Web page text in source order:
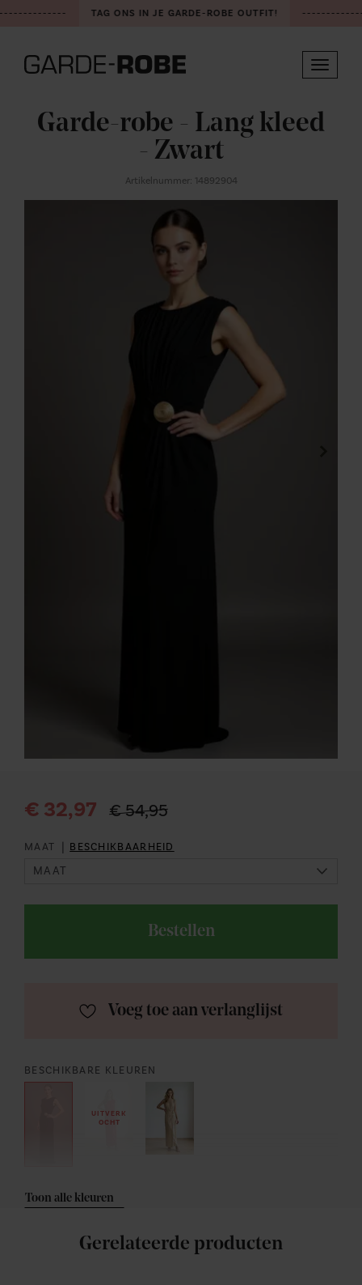
TAG ONS IN JE GARDE-ROBE OUTFIT!
Toggle
Garde-robe - Lang kleed
- Zwart
Artikelnummer: 14892904
€ 32,97 € 54,95
MAAT | BESCHIKBAARHEID
BESCHIKBARE KLEUREN
UITVERK
OCHT
Toon alle kleuren
Bestellen
Voeg toe aan verlanglijst
Gerelateerde producten